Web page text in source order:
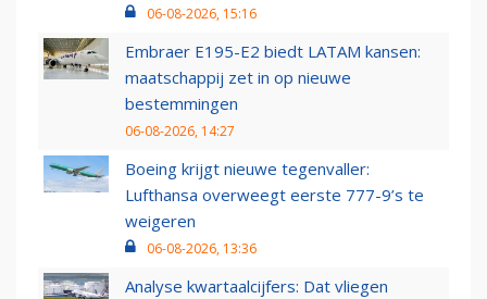
06-08-2026, 15:16
Embraer E195-E2 biedt LATAM kansen:
maatschappij zet in op nieuwe
bestemmingen
06-08-2026, 14:27
Boeing krijgt nieuwe tegenvaller:
Lufthansa overweegt eerste 777-9’s te
weigeren
06-08-2026, 13:36
Analyse kwartaalcijfers: Dat vliegen